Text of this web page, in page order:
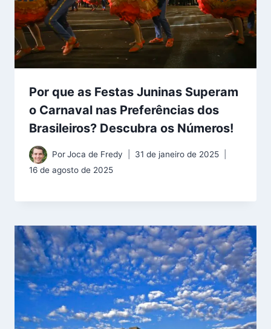
Por que as Festas Juninas Superam
o Carnaval nas Preferências dos
Brasileiros? Descubra os Números!
PorJoca de Fredy
31 de janeiro de 2025
16 de agosto de 2025